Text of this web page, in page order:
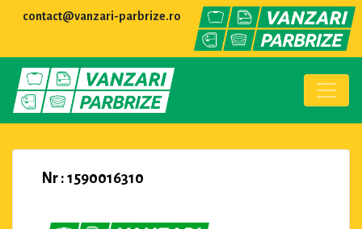
contact@vanzari-parbrize.ro
Nr : 1590016310